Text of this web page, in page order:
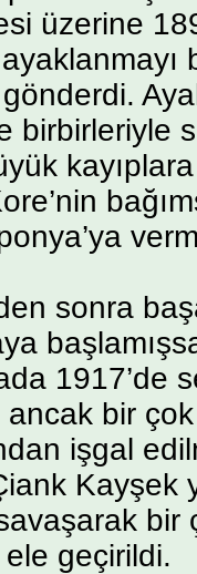
üzerine
birbirleriyle
sonra
1917’de
ancak bir
işgal
Kayşek
geçirildi.